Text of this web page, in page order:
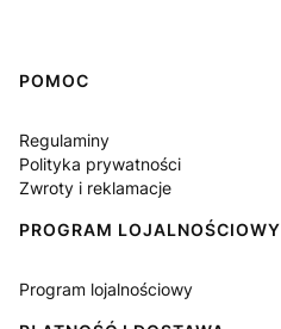
Linki w stopce
POMOC
Regulaminy
Polityka prywatności
Zwroty i reklamacje
PROGRAM LOJALNOŚCIOWY
Program lojalnościowy